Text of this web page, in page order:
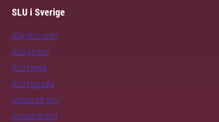
SLU i Sverige
Alla SLU-orter
SLU Alnarp
SLU Umeå
SLU Uppsala
Jobba på SLU
Kontakta SLU